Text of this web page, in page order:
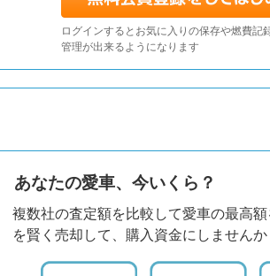
ログインするとお気に入りの保存や燃費記
管理が出来るようになります
あなたの愛車、今いくら？
複数社の査定額を比較して愛車の最高
を賢く売却して、購入資金にしませんか